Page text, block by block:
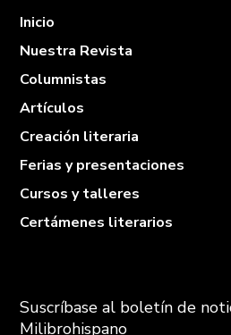
Inicio
Nuestra Revista
Columnistas
Artículos
Creación literaria
Ferias y presentaciones
Cursos y talleres
Certámenes literarios
Suscríbase al boletín de
Milibrohispano